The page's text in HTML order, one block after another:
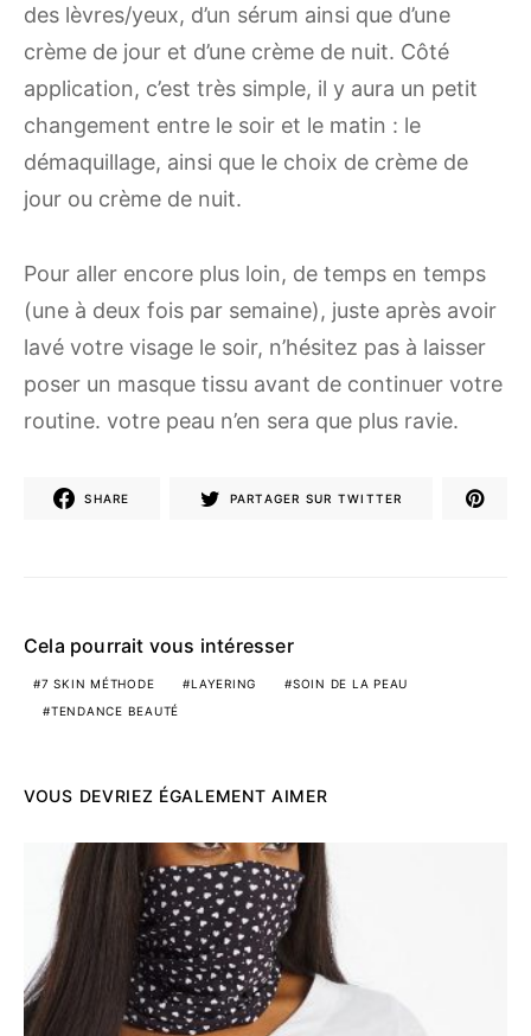
des lèvres/yeux, d’un sérum ainsi que d’une
crème de jour et d’une crème de nuit. Côté
application, c’est très simple, il y aura un petit
changement entre le soir et le matin : le
démaquillage, ainsi que le choix de crème de
jour ou crème de nuit.
Pour aller encore plus loin, de temps en temps
(une à deux fois par semaine), juste après avoir
lavé votre visage le soir, n’hésitez pas à laisser
poser un masque tissu avant de continuer votre
routine. votre peau n’en sera que plus ravie.
SHARE PARTAGER SUR TWITTER
Cela pourrait vous intéresser
7 SKIN MÉTHODE LAYERING
SOIN DE LA PEAU
TENDANCE BEAUTÉ
VOUS DEVRIEZ ÉGALEMENT AIMER